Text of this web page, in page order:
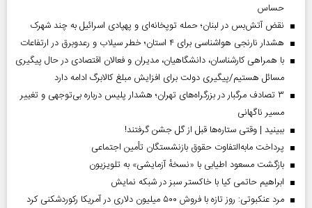
حساس
نقض آتش‌بس در لبنان؛ حمله توپخانه‌ای و پهپادی اسرائیل به چند شهرک
هشدار نارنجی هواشناسی برای ۴ استان؛ خطر سیلاب و رعدوبرق در ارتفاعات
با همراهی کارشناسان، دانشگاهیان، مدیران و فعالان اقتصادی در حال پیگیری
مسائل هستیم/پیگیری دولت برای افزایش مبلغ کالابرگ ادامه دارد
۳ تصادف مرگبار در بزرگراه‌های تهران؛ هشدار پلیس درباره بی‌توجهی و تغییر
مسیر ناگهانی
ببینید | وقتی ستاره‌ها قبل از گل جشن گرفتند!
پرداخت مابه‌التفاوت حقوق بازنشستگان تأمین اجتماعی
بازگشت مسعود اطیابی با «نسخهٔ آزمایشی» به تلویزیون
ابراهیم حاتمی کیا با خاکستر سبز در شبکه نمایش
مرد عنکبوتی: روز تازه با فروش ۵۰۰ میلیون دلاری در آمریکا رکوردشکنی کرد